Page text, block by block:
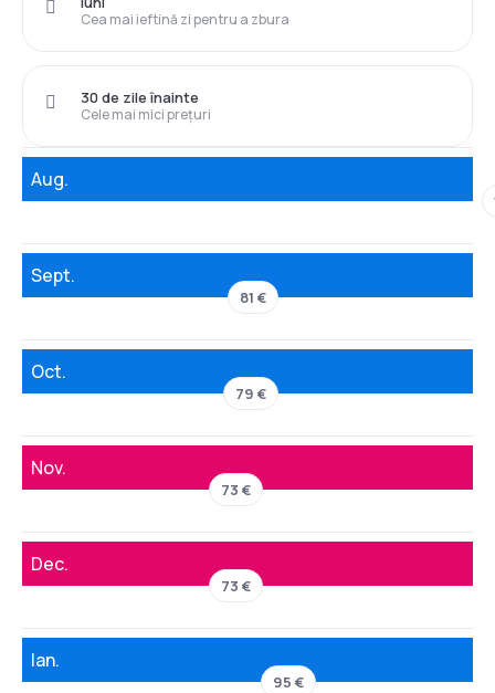
Cea mai ieftină zi pentru a zbura
Cele mai mici prețuri
30 de zile înainte
Aug.
Sept.
81 €
Oct.
79 €
Nov.
73 €
Dec.
73 €
Ian.
95 €